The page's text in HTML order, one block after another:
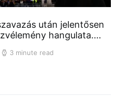
után jelentősen
hangulata.…
3 minute read